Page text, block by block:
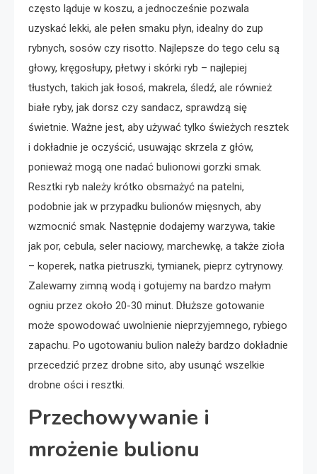
często ląduje w koszu, a jednocześnie pozwala
uzyskać lekki, ale pełen smaku płyn, idealny do zup
rybnych, sosów czy risotto. Najlepsze do tego celu są
głowy, kręgosłupy, płetwy i skórki ryb – najlepiej
tłustych, takich jak łosoś, makrela, śledź, ale również
białe ryby, jak dorsz czy sandacz, sprawdzą się
świetnie. Ważne jest, aby używać tylko świeżych resztek
i dokładnie je oczyścić, usuwając skrzela z głów,
ponieważ mogą one nadać bulionowi gorzki smak.
Resztki ryb należy krótko obsmażyć na patelni,
podobnie jak w przypadku bulionów mięsnych, aby
wzmocnić smak. Następnie dodajemy warzywa, takie
jak por, cebula, seler naciowy, marchewkę, a także zioła
– koperek, natka pietruszki, tymianek, pieprz cytrynowy.
Zalewamy zimną wodą i gotujemy na bardzo małym
ogniu przez około 20-30 minut. Dłuższe gotowanie
może spowodować uwolnienie nieprzyjemnego, rybiego
zapachu. Po ugotowaniu bulion należy bardzo dokładnie
przecedzić przez drobne sito, aby usunąć wszelkie
drobne ości i resztki.
Przechowywanie i
mrożenie bulionu